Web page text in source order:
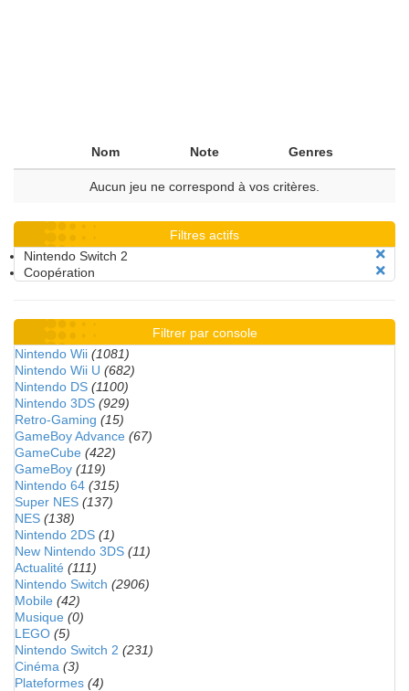
Nom Note Genres
Aucun jeu ne correspond à vos critères.
Filtres actifs
Nintendo Switch 2
Coopération
Filtrer par console
Nintendo Wii (1081)
Nintendo Wii U (682)
Nintendo DS (1100)
Nintendo 3DS (929)
Retro-Gaming (15)
GameBoy Advance (67)
GameCube (422)
GameBoy (119)
Nintendo 64 (315)
Super NES (137)
NES (138)
Nintendo 2DS (1)
New Nintendo 3DS (11)
Actualité (111)
Nintendo Switch (2906)
Mobile (42)
Musique (0)
LEGO (5)
Nintendo Switch 2 (231)
Cinéma (3)
Plateformes (4)